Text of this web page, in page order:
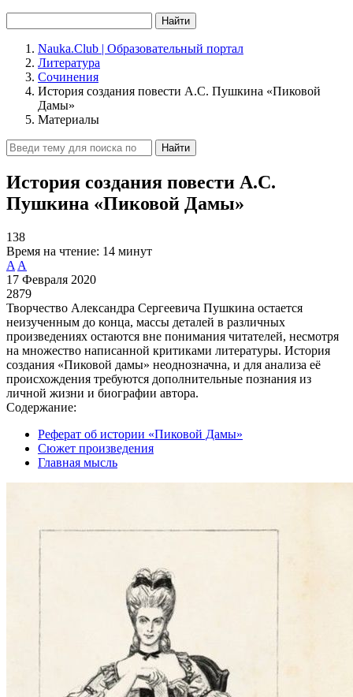
Найти
Nauka.Club | Образовательный портал
Литература
Сочинения
История создания повести А.С. Пушкина «Пиковой
Дамы»
Материалы
Найти
История создания повести А.С.
Пушкина «Пиковой Дамы»
138
Время на чтение: 14 минут
A A
17 Февраля 2020
2879
Творчество Александра Сергеевича Пушкина остается
неизученным до конца, массы деталей в различных
произведениях остаются вне понимания читателей, несмотря
на множество написанной критиками литературы. История
создания «Пиковой дамы» неоднозначна, и для анализа её
происхождения требуются дополнительные познания из
личной жизни и биографии автора.
Содержание:
Реферат об истории «Пиковой Дамы»
Сюжет произведения
Главная мысль